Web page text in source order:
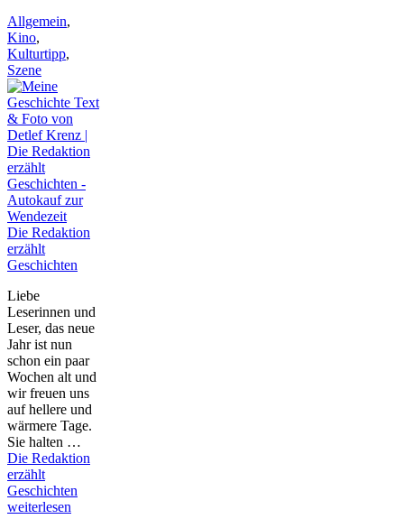
Allgemein,
Kino,
Kulturtipp,
Szene
Die Redaktion
erzählt
Geschichten
Liebe
Leserinnen und
Leser, das neue
Jahr ist nun
schon ein paar
Wochen alt und
wir freuen uns
auf hellere und
wärmere Tage.
Sie halten …
Die Redaktion
erzählt
Geschichten
weiterlesen